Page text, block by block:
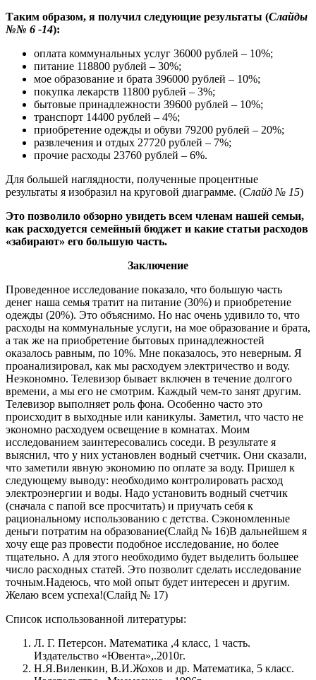
Таким образом, я получил следующие результаты (Слайды
№№ 6 -14):
оплата коммунальных услуг 36000 рублей – 10%;
питание 118800 рублей – 30%;
мое образование и брата 396000 рублей – 10%;
покупка лекарств 11800 рублей – 3%;
бытовые принадлежности 39600 рублей – 10%;
транспорт 14400 рублей – 4%;
приобретение одежды и обуви 79200 рублей – 20%;
развлечения и отдых 27720 рублей – 7%;
прочие расходы 23760 рублей – 6%.
Для большей наглядности, полученные процентные
результаты я изобразил на круговой диаграмме. (Слайд № 15)
Это позволило обзорно увидеть всем членам нашей семьи,
как расходуется семейный бюджет и какие статьи расходов
«забирают» его большую часть.
Заключение
Проведенное исследование показало, что большую часть
денег наша семья тратит на питание (30%) и приобретение
одежды (20%). Это объяснимо. Но нас очень удивило то, что
расходы на коммунальные услуги, на мое образование и брата,
а так же на приобретение бытовых принадлежностей
оказалось равным, по 10%. Мне показалось, это неверным. Я
проанализировал, как мы расходуем электричество и воду.
Неэкономно. Телевизор бывает включен в течение долгого
времени, а мы его не смотрим. Каждый чем-то занят другим.
Телевизор выполняет роль фона. Особенно часто это
происходит в выходные или каникулы. Заметил, что часто не
экономно расходуем освещение в комнатах. Моим
исследованием заинтересовались соседи. В результате я
выяснил, что у них установлен водный счетчик. Они сказали,
что заметили явную экономию по оплате за воду. Пришел к
следующему выводу: необходимо контролировать расход
электроэнергии и воды. Надо установить водный счетчик
(сначала с папой все просчитать) и приучать себя к
рациональному использованию с детства. Сэкономленные
деньги потратим на образование(Слайд № 16)В дальнейшем я
хочу еще раз провести подобное исследование, но более
тщательно. А для этого необходимо будет выделить большее
число расходных статей. Это позволит сделать исследование
точным.Надеюсь, что мой опыт будет интересен и другим.
Желаю всем успеха!(Слайд № 17)
Список использованной литературы:
Л. Г. Петерсон. Математика ,4 класс, 1 часть.
Издательство «Ювента»,.2010г.
Н.Я.Виленкин, В.И.Жохов и др. Математика, 5 класс.